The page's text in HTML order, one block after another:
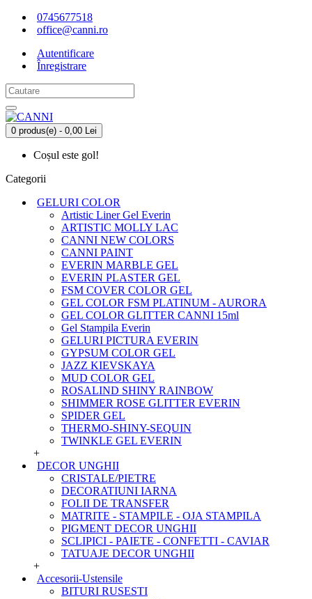
0745677518
office@canni.ro
Autentificare
Înregistrare
0 produs(e) - 0,00 Lei
Coșul este gol!
Categorii
GELURI COLOR
Artistic Liner Gel Everin
ARTISTIC MOLLY LAC
CANNI NEW COLORS
CANNI PAINT
EVERIN MARBLE GEL
EVERIN PLASTER GEL
FSM COVER COLOR GEL
GEL COLOR FSM PLATINUM - AURORA
GEL COLOR GLITTER CANNI 15ml
Gel Stampila Everin
GELURI PICTURA EVERIN
GYPSUM COLOR GEL
JAZZ KIEVSKAYA
MUD COLOR GEL
ROSALIND SHINY RAINBOW
SHIMMER ROSE GLITTER EVERIN
SPIDER GEL
THERMO-SHINY-SEQUIN
TWINKLE GEL EVERIN
+
DECOR UNGHII
CRISTALE/PIETRE
DECORATIUNI IARNA
FOLII DE TRANSFER
MATRITE - STAMPILE - OJA STAMPILA
PIGMENT DECOR UNGHII
SCLIPICI - PAIETE - CONFETTI - CAVIAR
TATUAJE DECOR UNGHII
+
Accesorii-Ustensile
BITURI RUSESTI